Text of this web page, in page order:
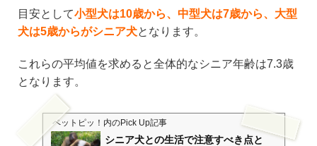
目安として小型犬は10歳から、中型犬は7歳から、大型
犬は5歳からがシニア犬となります。
これらの平均値を求めると全体的なシニア年齢は7.3歳
となります。
ペットピッ！ 内のPick Up記事
シニア犬との生活で注意すべき点と